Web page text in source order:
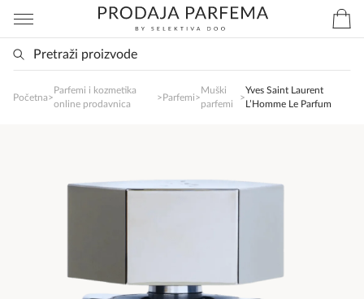
Početna>
Parfemi i kozmetika
online prodavnica
>Parfemi>
Muški
parfemi
>
Yves Saint Laurent
L’Homme Le Parfum
SlađanAi Asistent
poručite svoj omiljeni parfem danas ali i za